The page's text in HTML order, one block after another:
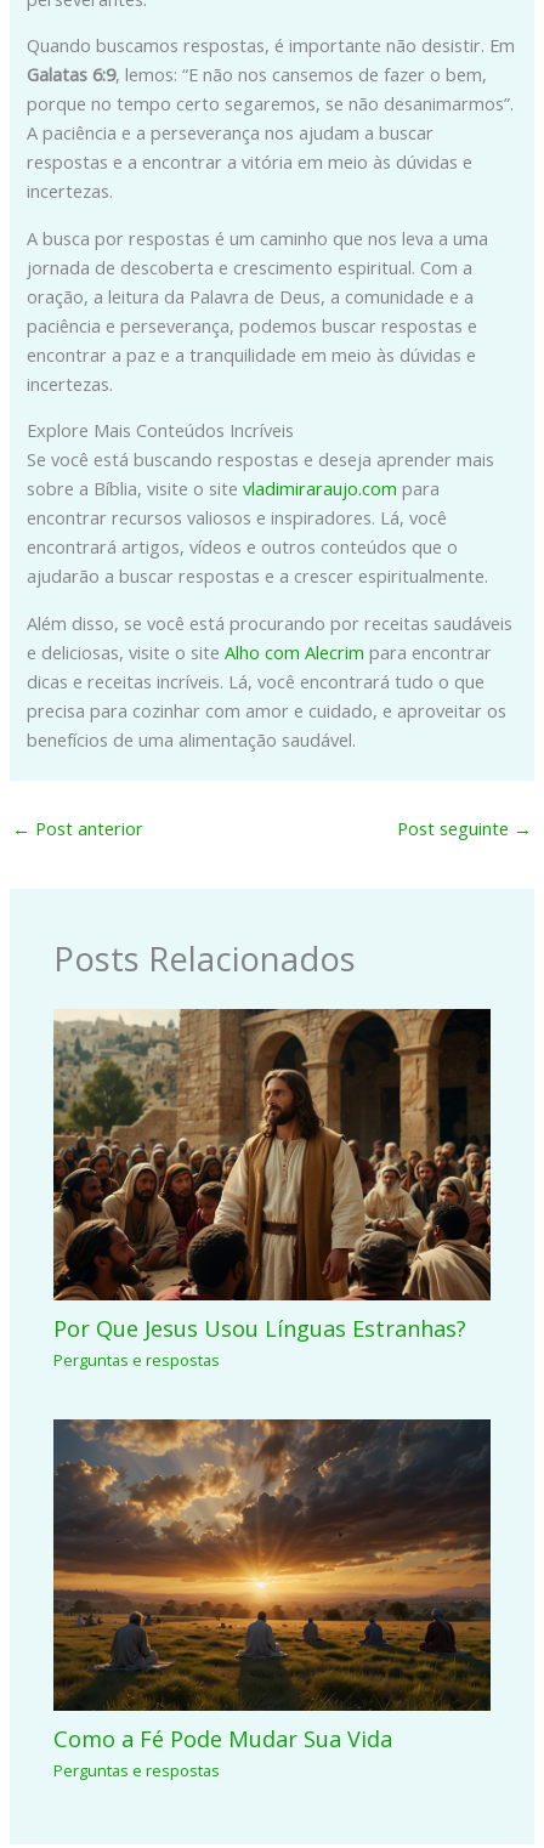
Quando buscamos respostas, é importante não desistir. Em
Galatas 6:9, lemos: “E não nos cansemos de fazer o bem,
porque no tempo certo segaremos, se não desanimarmos”.
A paciência e a perseverança nos ajudam a buscar
respostas e a encontrar a vitória em meio às dúvidas e
incertezas.
A busca por respostas é um caminho que nos leva a uma
jornada de descoberta e crescimento espiritual. Com a
oração, a leitura da Palavra de Deus, a comunidade e a
paciência e perseverança, podemos buscar respostas e
encontrar a paz e a tranquilidade em meio às dúvidas e
incertezas.
Explore Mais Conteúdos Incríveis
Se você está buscando respostas e deseja aprender mais
sobre a Bíblia, visite o sitevladimiraraujo.com para
encontrar recursos valiosos e inspiradores. Lá, você
encontrará artigos, vídeos e outros conteúdos que o
ajudarão a buscar respostas e a crescer espiritualmente.
Além disso, se você está procurando por receitas saudáveis
e deliciosas, visite o siteAlho com Alecrim para encontrar
dicas e receitas incríveis. Lá, você encontrará tudo o que
precisa para cozinhar com amor e cuidado, e aproveitar os
benefícios de uma alimentação saudável.
← Post anterior Post seguinte →
Posts Relacionados
Por Que Jesus Usou Línguas Estranhas?
Perguntas e respostas
Como a Fé Pode Mudar Sua Vida
Perguntas e respostas